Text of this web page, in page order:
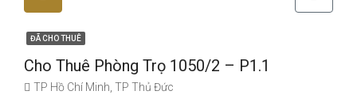
ĐÃ CHO THUÊ
Cho Thuê Phòng Trọ 1050/2 – P1.1
TP Hồ Chí Minh, TP Thủ Đức